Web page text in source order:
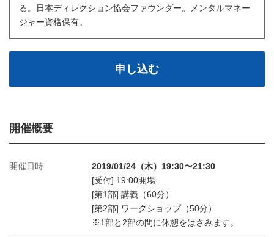
る。日本ディレクション協会ファウンダー。メンタルマネー
ジャー資格保有。
申し込む
開催概要
開催日時
2019/01/24（木）19:30〜21:30
[受付] 19:00開場
[第1部] 講義（60分）
[第2部] ワークショップ（50分）
※1部と2部の間に休憩をはさみます。